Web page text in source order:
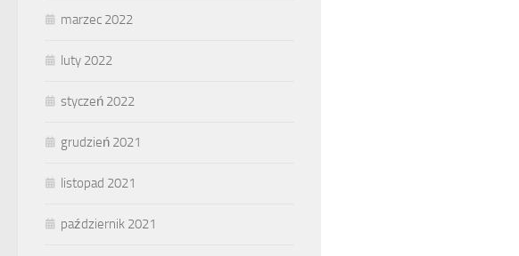
marzec 2022
luty 2022
styczeń 2022
grudzień 2021
listopad 2021
październik 2021